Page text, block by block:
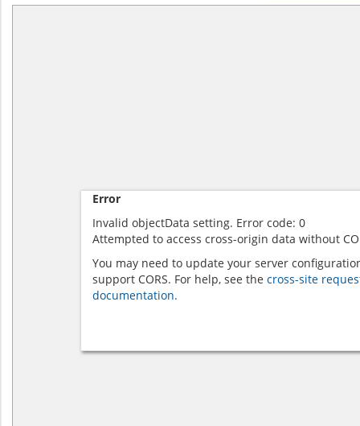
Error
Invalid objectData setting. Error code: 0
Attempted to access cross-origin data without
You may need to update your server
support CORS. For help, see the cross-site
documentation.